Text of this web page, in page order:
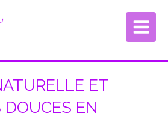
ET
DOUCES EN